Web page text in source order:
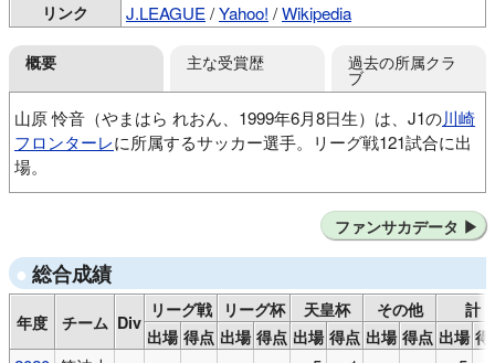
リンク J.LEAGUE /Yahoo! /Wikipedia
概要
山原 怜音（やまはら れおん、1999年6月8日生）は、J1の川崎
フロンターレに所属するサッカー選手。リーグ戦121試合に出
場。
主な受賞歴 過去の所属クラ
ブ
清水エスパルス
ファンサカデータ
総合成績
年度 チーム Div
リーグ戦 リーグ杯 天皇杯 その他
計
出場 得点 出場 得点 出場 得点 出場 得点 出場 得